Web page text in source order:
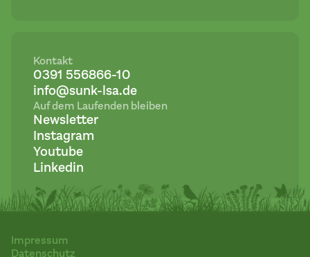
Kontakt
0391 556866-10
info@sunk-lsa.de
Auf dem Laufenden bleiben
Newsletter
Instagram
Youtube
Linkedin
Impressum
Datenschutz